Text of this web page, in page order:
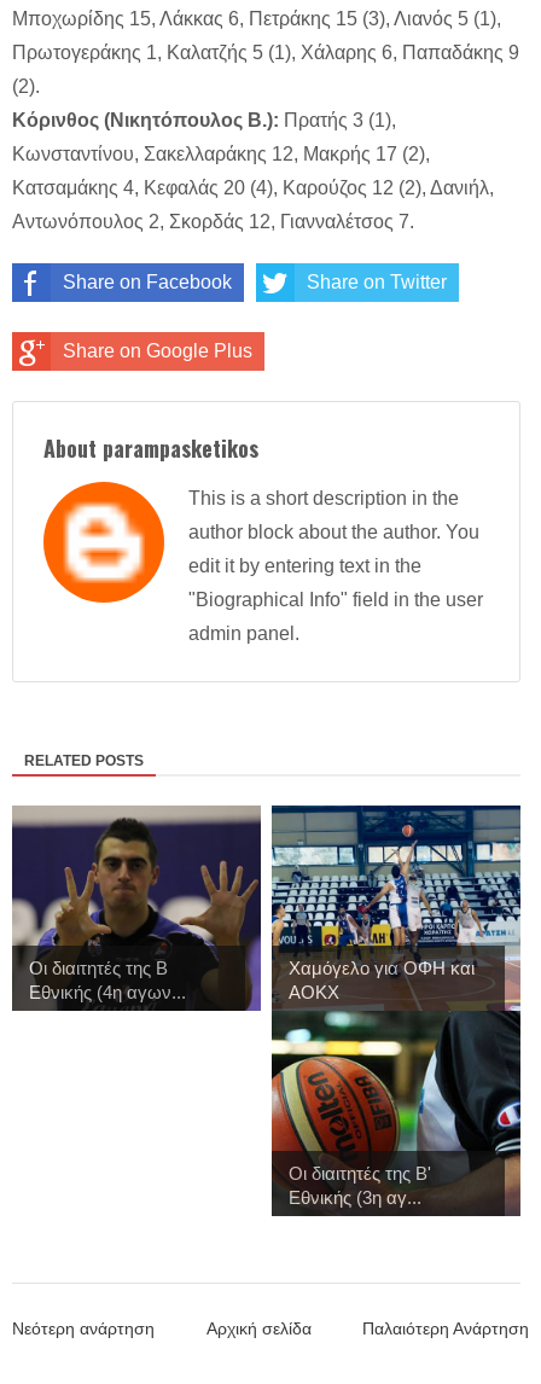
Μποχωρίδης 15, Λάκκας 6, Πετράκης 15 (3), Λιανός 5 (1),
Πρωτογεράκης 1, Καλατζής 5 (1), Χάλαρης 6, Παπαδάκης 9
(2).
Κόρινθος (Νικητόπουλος Β.): Πρατής 3 (1),
Κωνσταντίνου, Σακελλαράκης 12, Μακρής 17 (2),
Κατσαμάκης 4, Κεφαλάς 20 (4), Καρούζος 12 (2), Δανιήλ,
Αντωνόπουλος 2, Σκορδάς 12, Γιανναλέτσος 7.
Share on Facebook Share on Twitter
Share on Google Plus
About parampasketikos
This is a short description in the
author block about the author. You
edit it by entering text in the
"Biographical Info" field in the user
admin panel.
RELATED POSTS
Οι διαιτητές της Β
Εθνικής (4η αγων...
Χαμόγελο για ΟΦΗ και
ΑΟΚΧ
Οι διαιτητές της Β'
Εθνικής (3η αγ...
Νεότερη ανάρτηση Παλαιότερη Ανάρτηση
Αρχική σελίδα